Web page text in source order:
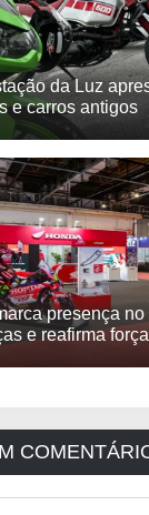
da Luz
e carros antigos
presença
e reafirma